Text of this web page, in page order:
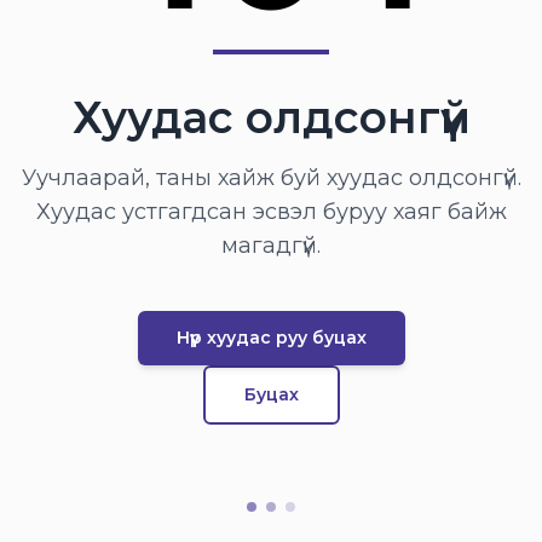
Хуудас олдсонгүй
Уучлаарай, таны хайж буй хуудас олдсонгүй.
Хуудас устгагдсан эсвэл буруу хаяг байж
магадгүй.
Нүүр хуудас руу буцах
Буцах